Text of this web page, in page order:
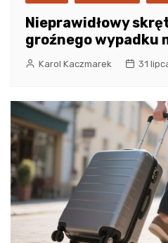
Nieprawidłowy
groźnego wypadku
Karol Kaczmarek 31